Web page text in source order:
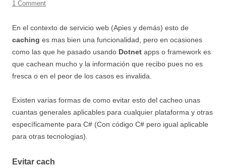
1 Comment
En el contexto de servicio web (Apies y demás) esto de
caching es mas bien una funcionalidad, pero en ocasiones
como las que he pasado usando Dotnet apps o framework es
que cachean mucho y la información que recibo pues no es
fresca o en el peor de los casos es invalida.
Existen varias formas de como evitar esto del cacheo unas
cuantas generales aplicables para cualquier plataforma y otras
específicamente para C# (Con código C# pero igual aplicable
para otras tecnologias).
Evitar cach